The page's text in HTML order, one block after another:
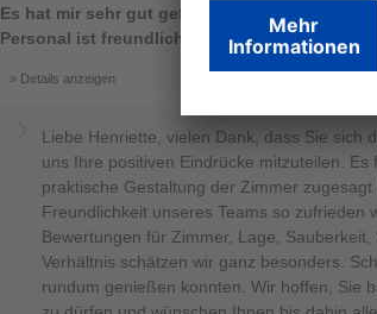
Es hat mir sehr gut gefallen. Zimmer sind
Personal ist freundlich.
Details anzeigen
Liebe Henriette, vielen Dank, dass Sie sich
uns Ihre positiven Eindrücke mitzuteilen.
praktische Gestaltung der Zimmer
Freundlichkeit unseres Teams so zufrieden
Bewertungen für Zimmer, Lage,
Verhältnis schätzen wir ganz besonders.
rundum genießen konnten. Wir hoffen, Sie